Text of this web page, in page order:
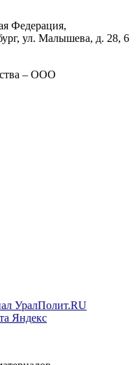
Федерация,
, ул. Малышева, д. 28, 6
– ООО
УралПолит.RU
Яндекс